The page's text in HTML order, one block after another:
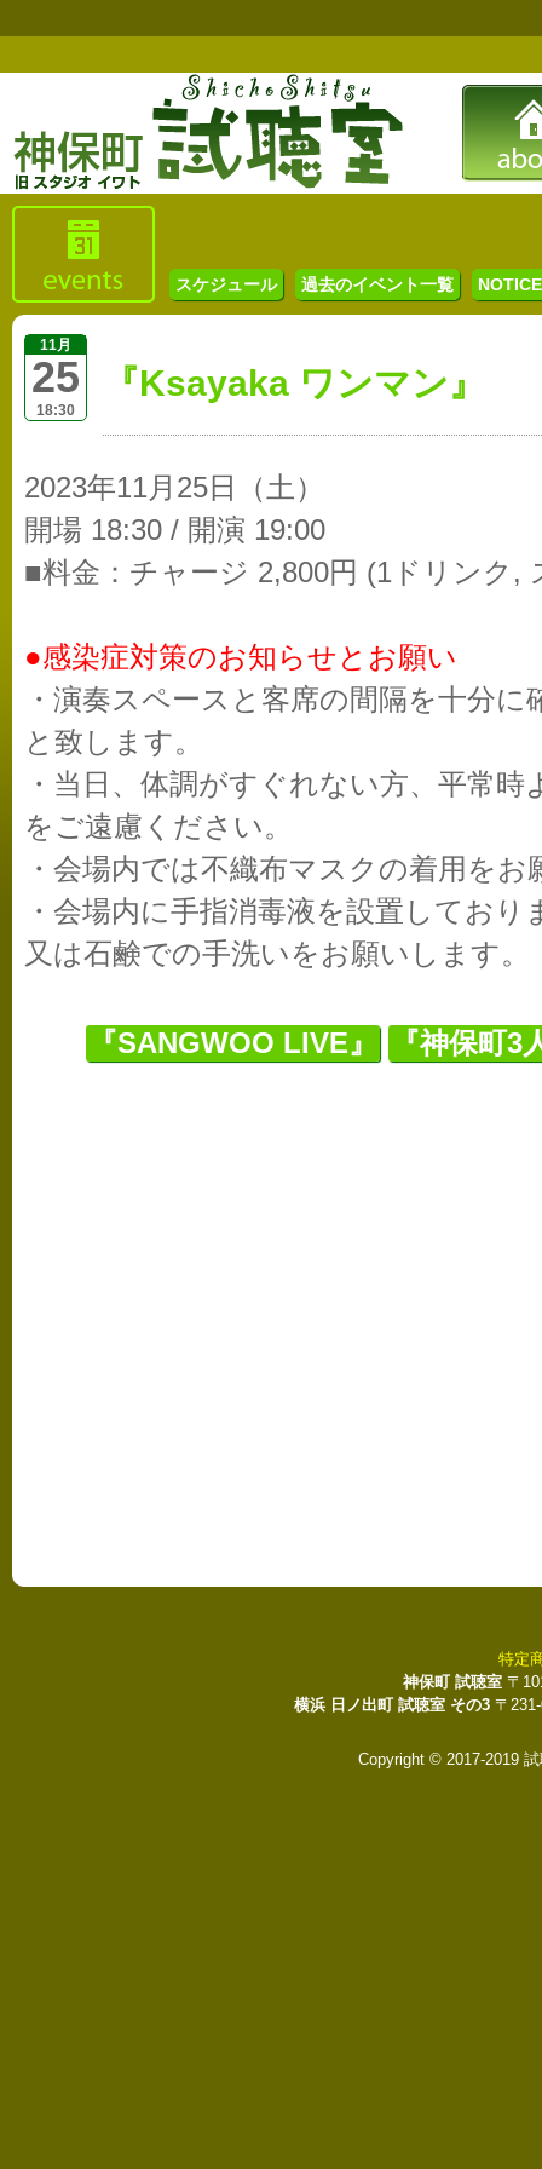
スケジュール 過去のイベント一覧
11月
25
18:30
『Ksayaka ワンマン』
2023年11月25日（土）
開場 18:30 / 開演 19:00
■料金：チャージ 2,800円 (1ドリンク,
●感染症対策のお知らせとお願い
・演奏スペースと客席の間隔を十分
と致します。
・当日、体調がすぐれない方、平常
をご遠慮ください。
・会場内では不織布マスクの着用をお
・会場内に手指消毒液を設置してお
又は石鹸での手洗いをお願いします。
『SANGWOO LIVE』 『神保町
特定
神保町 試聴室 〒
横浜 日ノ出町 試聴室 その3 〒
Copyright © 2017-2019